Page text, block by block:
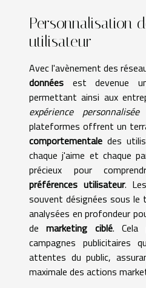
Personnalisation
utilisateur
Avec l'avènement des
données est devenue
permettant ainsi aux
expérience personnalisée
plateformes offrent un
comportementale des
chaque j'aime et chaque
précieux pour
préférences utilisateur.
souvent désignées sous le
analysées en profondeur
demarketing ciblé. Cela
campagnes publicitaires
attentes du public,
maximale des actions